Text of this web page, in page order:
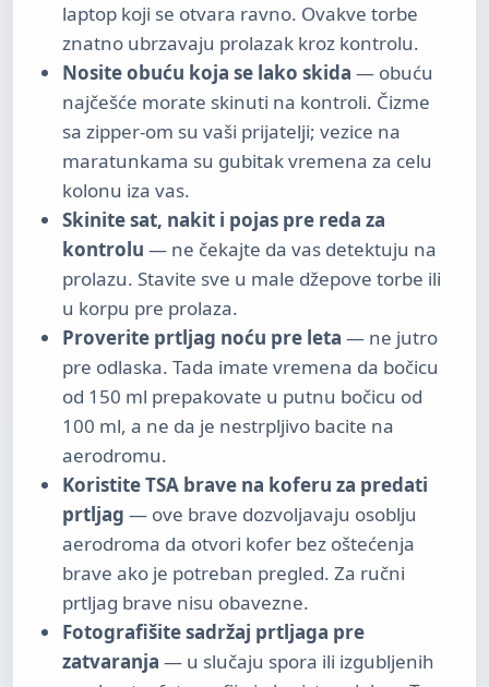
laptop koji se otvara ravno. Ovakve torbe
znatno ubrzavaju prolazak kroz kontrolu.
Nosite obuću koja se lako skida — obuću
najčešće morate skinuti na kontroli. Čizme
sa zipper-om su vaši prijatelji; vezice na
maratunkama su gubitak vremena za celu
kolonu iza vas.
Skinite sat, nakit i pojas pre reda za
kontrolu — ne čekajte da vas detektuju na
prolazu. Stavite sve u male džepove torbe ili
u korpu pre prolaza.
Proverite prtljag noću pre leta — ne jutro
pre odlaska. Tada imate vremena da bočicu
od 150 ml prepakovate u putnu bočicu od
100 ml, a ne da je nestrpljivo bacite na
aerodromu.
Koristite TSA brave na koferu za predati
prtljag — ove brave dozvoljavaju osoblju
aerodroma da otvori kofer bez oštećenja
brave ako je potreban pregled. Za ručni
prtljag brave nisu obavezne.
Fotografišite sadržaj prtljaga pre
zatvaranja — u slučaju spora ili izgubljenih